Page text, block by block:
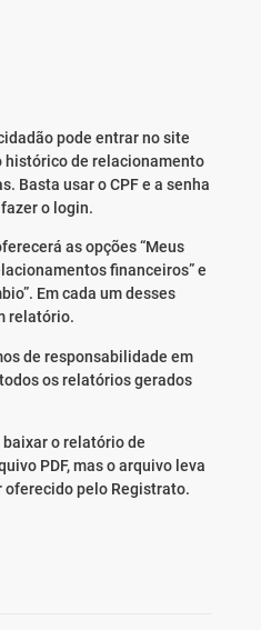
pode entrar no site
histórico de relacionamento
Basta usar o CPF e a senha
o login.
as opções “Meus
financeiros” e
Em cada um desses
relatório.
de responsabilidade em
os relatórios gerados
baixar o relatório de
PDF, mas o arquivo leva
oferecido pelo Registrato.